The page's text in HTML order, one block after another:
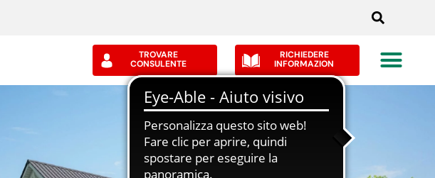
TROVARE
CONSULENTE
RICHIEDERE
INFORMAZION